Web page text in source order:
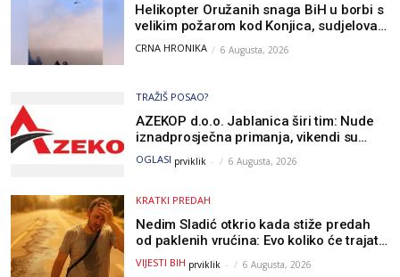
Helikopter Oružanih snaga BiH u borbi s
velikim požarom kod Konjica, sudjelovao
i Air Tractor
CRNA HRONIKA 6 Augusta, 2026
TRAŽIŠ POSAO?
AZEKOP d.o.o. Jablanica širi tim: Nude
iznadprosječna primanja, vikendi su
slobodni, traži se više radnika
OGLASI prviklik - 6 Augusta, 2026
KRATKI PREDAH
Nedim Sladić otkrio kada stiže predah
od paklenih vrućina: Evo koliko će trajati
osvježenje u BiH
VIJESTI BIH prviklik - 6 Augusta, 2026